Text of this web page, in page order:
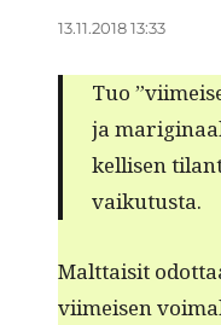
13.11.2018 13:33
Tuo
ja
kel­lisen
vaikutusta.
Malt­taisit
viimeisen